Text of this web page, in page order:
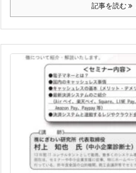
記事を読む